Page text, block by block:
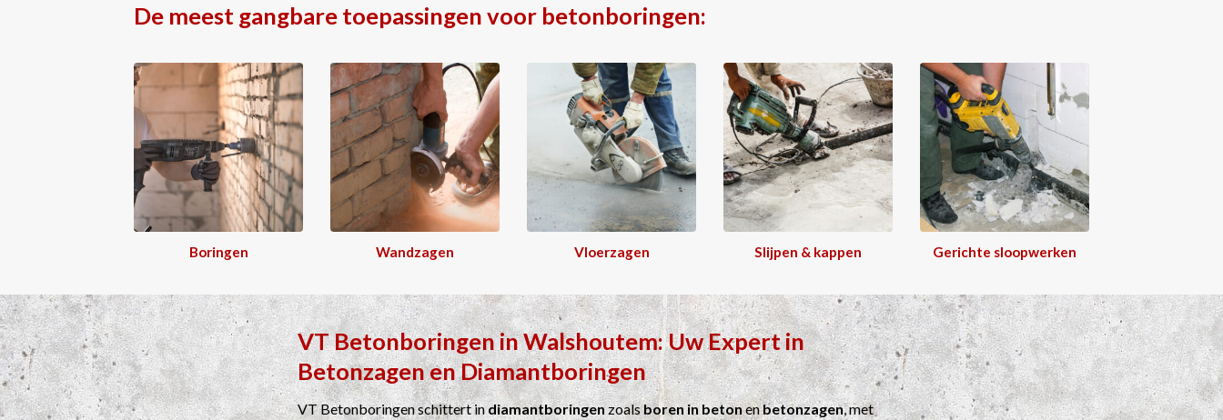
De meest gangbare toepassingen voor betonboringen:
Boringen Wandzagen Vloerzagen Slijpen & kappen Gerichte sloopwerken
VT BetonboringeninWalshoutem: Uw Expert in
BetonzagenenDiamantboringen
VT Betonboringen schittert indiamantboringenzoalsboren in betonenbetonzagen, met